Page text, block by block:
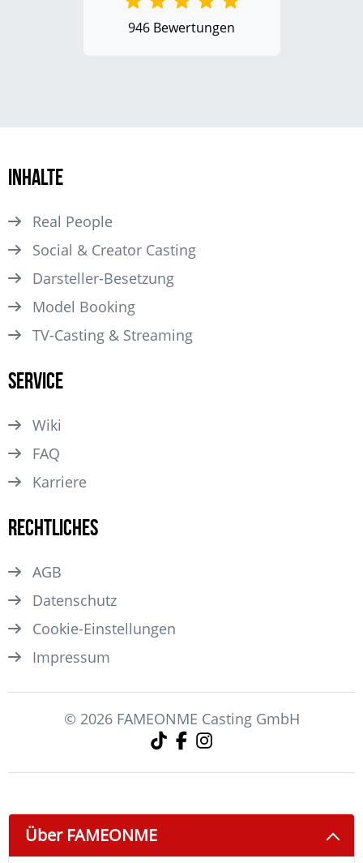
946 Bewertungen
Inhalte
Real People
Social & Creator Casting
Darsteller­-Besetzung
Model Booking
TV-Casting & Streaming
Service
Wiki
FAQ
Karriere
Rechtliches
AGB
Datenschutz
Cookie-Einstellungen
Impressum
© 2026 FAMEONME Casting GmbH
Über FAMEONME